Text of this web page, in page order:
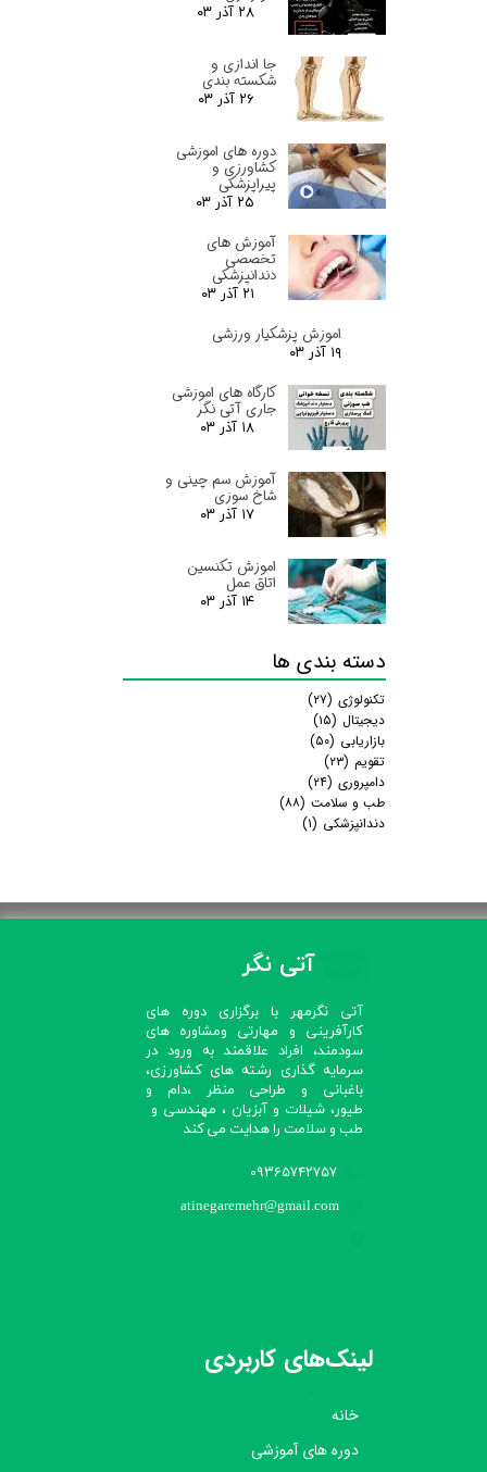
۲۸ آذر ۰۳
جا اندازی و
شکسته بندی
۲۶ آذر ۰۳
دوره های اموزشی
کشاورزی و
پیراپزشکی
۲۵ آذر ۰۳
آموزش های
تخصصی
دندانپزشکی
۲۱ آذر ۰۳
اموزش پزشکیار ورزشی
۱۹ آذر ۰۳
کارگاه های اموزشی
جاری آتی نگر
۱۸ آذر ۰۳
آموزش سم چینی و
شاخ سوزی
۱۷ آذر ۰۳
اموزش تکنسین
اتاق عمل
۱۴ آذر ۰۳
دسته بندی ها
تکنولوژی (۲۷)
دیجیتال (۱۵)
بازاریابی (۵۰)
تقویم (۲۳)
دامپروری (۲۴)
طب و سلامت (۸۸)
دندانپزشکی (۱)
آتی نگر
آتی نگرمهر با برگزاری دوره های
کارآفرینی و مهارتی ومشاوره های
سودمند، افراد علاقمند به ورود در
سرمایه گذاری رشته های کشاورزی،
باغبانی و طراحی منظر ،دام و
طیور، شیلات و آبزیان ، مهندسی و
طب و سلامت را هدایت می کند​​​​​​​
09365742757
atinegaremehr@gmail.com
لینک‌های کاربردی
خانه
دوره های آموزشی